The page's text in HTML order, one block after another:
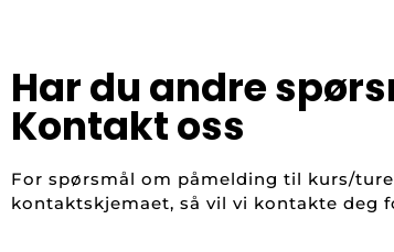
Har du andre
Kontakt oss
For spørsmål om påmelding til kurs/
kontaktskjemaet, så vil vi kontakte deg